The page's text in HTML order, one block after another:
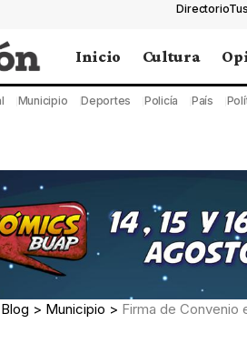
Directorio
Inicio Cultura
Municipio Deportes Policía País
Blog > Municipio > Firma de Convenio entre el